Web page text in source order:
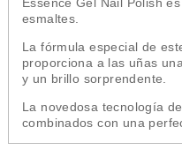
esmaltes.
La fórmula especial de
proporciona a las uñas
y un brillo sorprendente.
La novedosa tecnología
combinados con una